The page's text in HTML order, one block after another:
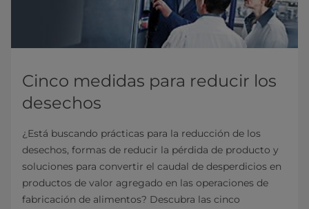
Cinco medidas para reducir los
desechos
¿Está buscando prácticas para la reducción de los
desechos, formas de reducir la pérdida de producto y
soluciones para convertir el caudal de desperdicios en
productos de valor agregado en las operaciones de
fabricación de alimentos? Descubra las cinco